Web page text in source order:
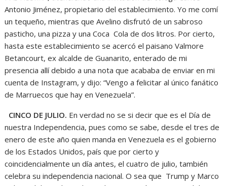
Antonio Jiménez, propietario del establecimiento. Yo me comí
un tequeño, mientras que Avelino disfrutó de un sabroso
pasticho, una pizza y una Coca Cola de dos litros. Por cierto,
hasta este establecimiento se acercó el paisano Valmore
Betancourt, ex alcalde de Guanarito, enterado de mi
presencia allí debido a una nota que acababa de enviar en mi
cuenta de Instagram, y dijo: “Vengo a felicitar al único fanático
de Marruecos que hay en Venezuela”.
CINCO DE JULIO. En verdad no se si decir que es el Día de
nuestra Independencia, pues como se sabe, desde el tres de
enero de este año quien manda en Venezuela es el gobierno
de los Estados Unidos, país que por cierto y
coincidencialmente un día antes, el cuatro de julio, también
celebra su independencia nacional. O sea que Trump y Marco